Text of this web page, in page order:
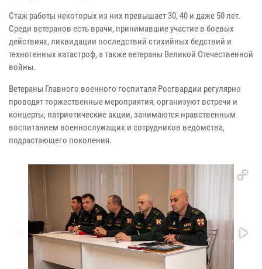
Стаж работы некоторых из них превышает 30, 40 и даже 50 лет.
Среди ветеранов есть врачи, принимавшие участие в боевых
действиях, ликвидации последствий стихийных бедствий и
техногенных катастроф, а также ветераны Великой Отечественной
войны.
Ветераны Главного военного госпиталя Росгвардии регулярно
проводят торжественные мероприятия, организуют встречи и
концерты, патриотические акции, занимаются нравственным
воспитанием военнослужащих и сотрудников ведомства,
подрастающего поколения.